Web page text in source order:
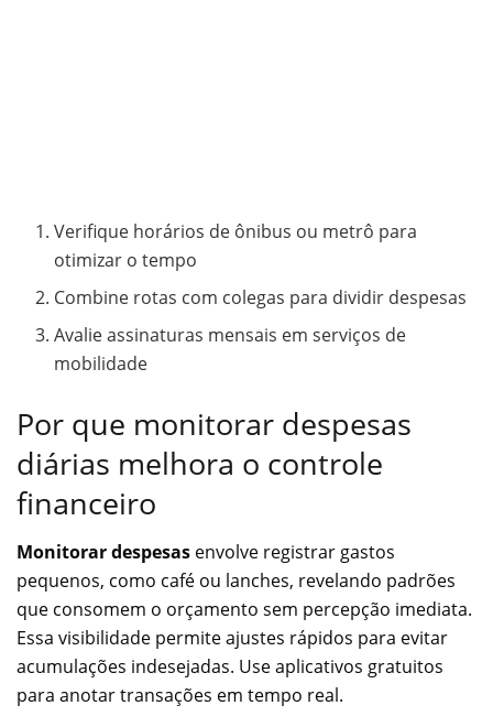
Verifique horários de ônibus ou metrô para
otimizar o tempo
Combine rotas com colegas para dividir despesas
Avalie assinaturas mensais em serviços de
mobilidade
Por que monitorar despesas
diárias melhora o controle
financeiro
Monitorar despesas envolve registrar gastos
pequenos, como café ou lanches, revelando padrões
que consomem o orçamento sem percepção imediata.
Essa visibilidade permite ajustes rápidos para evitar
acumulações indesejadas. Use aplicativos gratuitos
para anotar transações em tempo real.